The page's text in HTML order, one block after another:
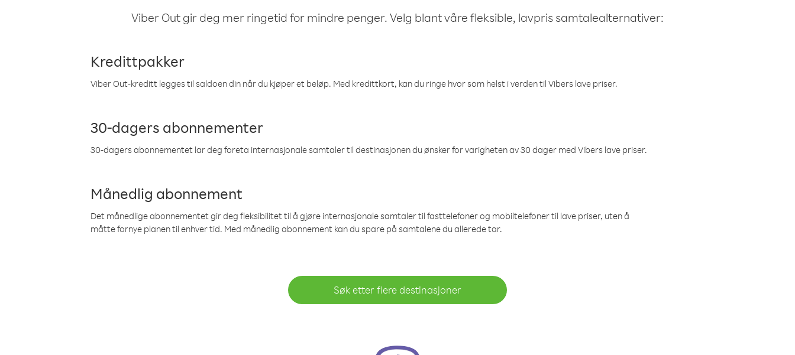
Viber Out gir deg mer ringetid for mindre penger. Velg blant våre fleksible, lavpris samtalealternativer:
Kredittpakker
Viber Out-kreditt legges til saldoen din når du kjøper et beløp. Med kredittkort, kan du ringe hvor som helst i verden til Vibers lave priser.
30-dagers abonnementer
30-dagers abonnementet lar deg foreta internasjonale samtaler til destinasjonen du ønsker for varigheten av 30 dager med Vibers lave priser.
Månedlig abonnement
Det månedlige abonnementet gir deg fleksibilitet til å gjøre internasjonale samtaler til fasttelefoner og mobiltelefoner til lave priser, uten å
måtte fornye planen til enhver tid. Med månedlig abonnement kan du spare på samtalene du allerede tar.
Søk etter flere destinasjoner